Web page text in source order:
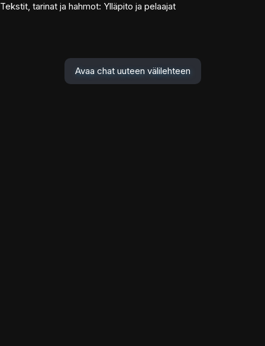
Tekstit, tarinat ja hahmot: Ylläpito ja pelaajat
Avaa chat uuteen välilehteen